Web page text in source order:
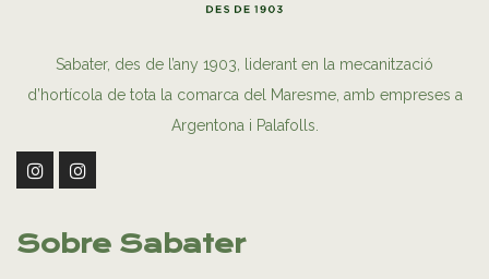
Sabater, des de l’any 1903, liderant en la mecanització
d’hortícola de tota la comarca del Maresme, amb empreses a
Argentona i Palafolls.
Sobre Sabater